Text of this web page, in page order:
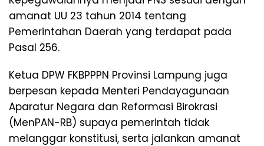
amanat UU 23 tahun 2014 tentang
Pemerintahan Daerah yang terdapat pada
Pasal 256.
Ketua DPW FKBPPPN Provinsi Lampung juga
berpesan kepada Menteri Pendayagunaan
Aparatur Negara dan Reformasi Birokrasi
(MenPAN-RB) supaya pemerintah tidak
melanggar konstitusi, serta jalankan amanat